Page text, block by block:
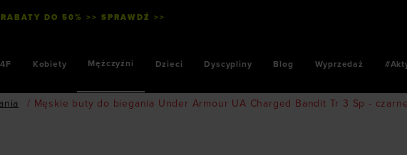
DO 50% >> SPRAWDŹ >>
4F Kobiety Mężczyźni Dzieci Dyscypliny Blog Wyprzedaż
/ Męskie buty do biegania Under Armour UA Charged Bandit Tr 3 Sp - czarne